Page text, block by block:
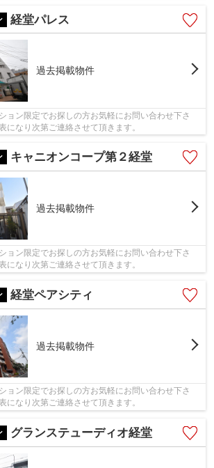
経堂パレス
過去掲載物件
ョン限定でお探しの方お気軽にお問い合わせ下さ
になり次第ご連絡させて頂きます。
キャニオンコープ第２経堂
過去掲載物件
ョン限定でお探しの方お気軽にお問い合わせ下さ
になり次第ご連絡させて頂きます。
経堂ペアシティ
過去掲載物件
ョン限定でお探しの方お気軽にお問い合わせ下さ
になり次第ご連絡させて頂きます。
グランステューディオ経堂